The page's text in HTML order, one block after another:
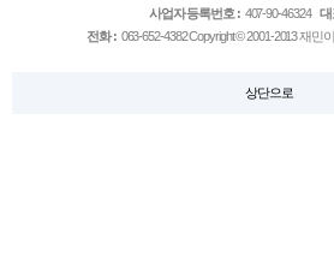
사업자 등록번호 : 407-90-46324 대
전화 : 063-652-4382Copyright © 2001-2013 재민
상단으로